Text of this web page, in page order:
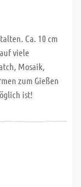
Ca. 10 cm
viele
Mosaik,
zum Gießen
ist!